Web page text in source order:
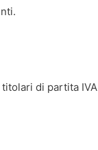
titolari di partita IVA